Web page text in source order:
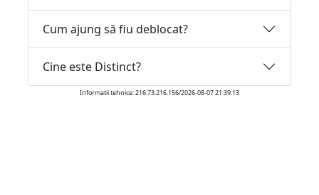
Cum ajung să fiu deblocat?
Cine este Distinct?
Informatii tehnice: 216.73.216.156/2026-08-07 21:39:13